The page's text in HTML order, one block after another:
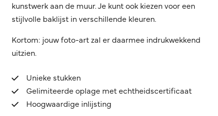
kunstwerk aan de muur. Je kunt ook kiezen voor een
stijlvolle baklijst in verschillende kleuren.
Kortom: jouw foto-art zal er daarmee indrukwekkend
uitzien.
Unieke stukken
Gelimiteerde oplage met echtheidscertificaat
Hoogwaardige inlijsting